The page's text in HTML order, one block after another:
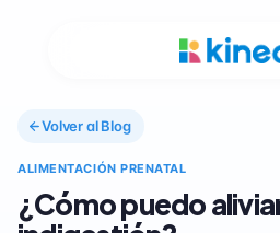
Volver al Blog
ALIMENTACIÓN PRENATAL
¿Cómo puedo